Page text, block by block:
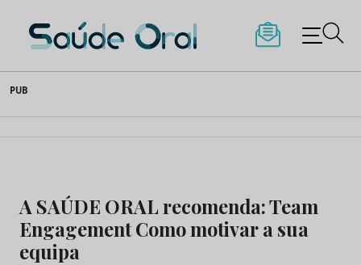
to
content
Saúde Oral
PUB
A SAÚDE ORAL recomenda: Team
Engagement Como motivar a sua
equipa